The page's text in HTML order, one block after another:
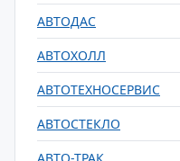
АВТОДАС
АВТОХОЛЛ
АВТОТЕХНОСЕРВИС
АВТОСТЕКЛО